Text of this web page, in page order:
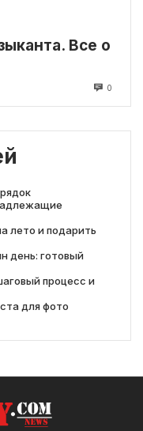
Все о
0
лето и подарить
день: готовый
процесс и
для фото